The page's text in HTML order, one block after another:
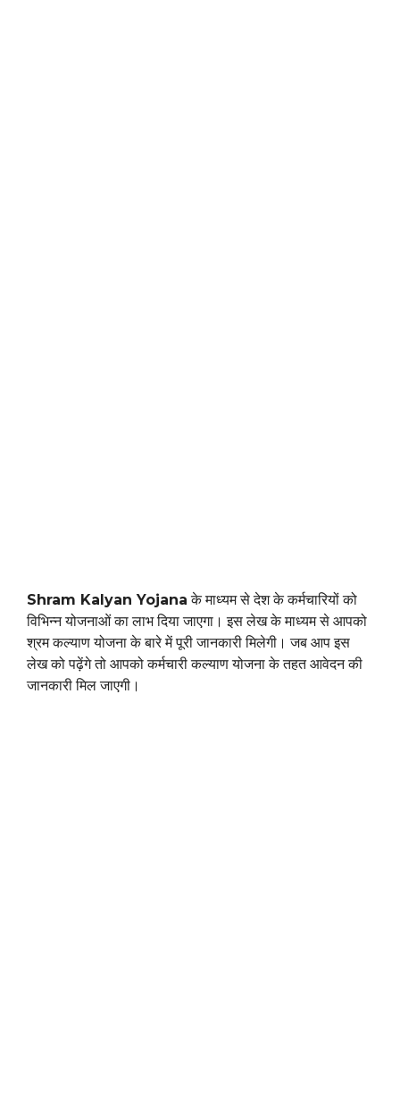
Shram Kalyan Yojana के माध्यम से देश के कर्मचारियों को
विभिन्न योजनाओं का लाभ दिया जाएगा। इस लेख के माध्यम से आपको
श्रम कल्याण योजना के बारे में पूरी जानकारी मिलेगी। जब आप इस
लेख को पढ़ेंगे तो आपको कर्मचारी कल्याण योजना के तहत आवेदन की
जानकारी मिल जाएगी।